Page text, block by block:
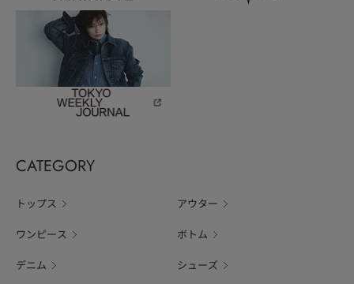
CATEGORY
トップス アウター
ワンピース ボトム
デニム シューズ